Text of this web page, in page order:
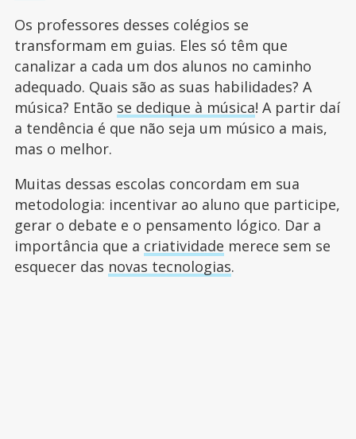
Os professores desses colégios se
transformam em guias. Eles só têm que
canalizar a cada um dos alunos no caminho
adequado. Quais são as suas habilidades? A
música? Então se dedique à música! A partir daí
a tendência é que não seja um músico a mais,
mas o melhor.
Muitas dessas escolas concordam em sua
metodologia: incentivar ao aluno que participe,
gerar o debate e o pensamento lógico. Dar a
importância que a criatividade merece sem se
esquecer das novas tecnologias.